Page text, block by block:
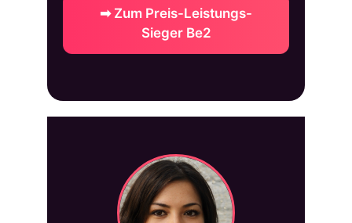
➡ Zum Preis-Leistungs-
Sieger Be2